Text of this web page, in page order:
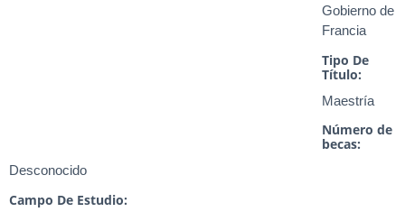
Gobierno de
Francia
Tipo De
Título:
Maestría
Número de
becas:
Desconocido
Campo De Estudio: